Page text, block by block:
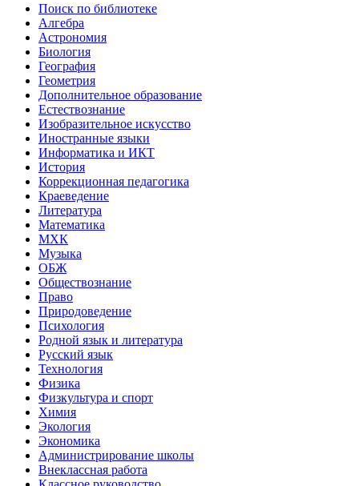
Поиск по библиотеке
Алгебра
Астрономия
Биология
География
Геометрия
Дополнительное образование
Естествознание
Изобразительное искусство
Иностранные языки
Информатика и ИКТ
История
Коррекционная педагогика
Краеведение
Литература
Математика
МХК
Музыка
ОБЖ
Обществознание
Право
Природоведение
Психология
Родной язык и литература
Русский язык
Технология
Физика
Физкультура и спорт
Химия
Экология
Экономика
Администрирование школы
Внеклассная работа